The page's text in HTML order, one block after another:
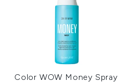
Color WOW Money Spray